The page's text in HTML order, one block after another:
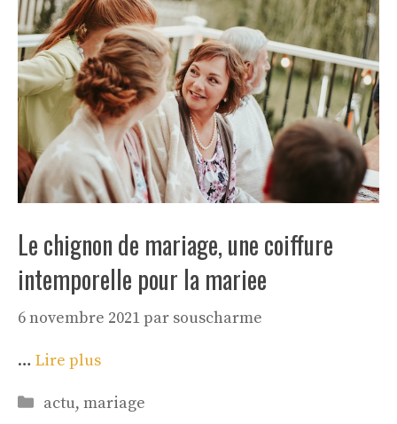
Le chignon de mariage, une coiffure
intemporelle pour la mariee
6 novembre 2021par souscharme
… Lire plus
Catégories
actu, mariage